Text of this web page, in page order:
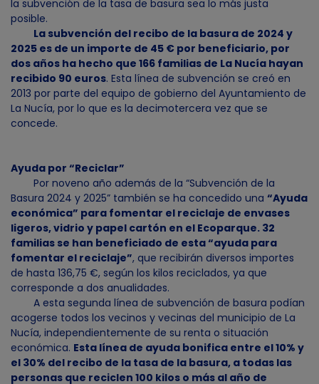
la subvención de la tasa de basura sea lo más justa
posible.
La subvención del recibo de la basura de 2024 y
2025 es de un importe de 45 € por beneficiario, por
dos años ha hecho que 166 familias de La Nucía hayan
recibido 90 euros. Esta línea de subvención se creó en
2013 por parte del equipo de gobierno del Ayuntamiento de
La Nucía, por lo que es la decimotercera vez que se
concede.
Ayuda por “Reciclar”
Por noveno año además de la “Subvención de la
Basura 2024 y 2025” también se ha concedido una “Ayuda
económica” para fomentar el reciclaje de envases
ligeros, vidrio y papel cartón en el Ecoparque. 32
familias se han beneficiado de esta “ayuda para
fomentar el reciclaje”, que recibirán diversos importes
de hasta 136,75 €, según los kilos reciclados, ya que
corresponde a dos anualidades.
A esta segunda línea de subvención de basura podían
acogerse todos los vecinos y vecinas del municipio de La
Nucía, independientemente de su renta o situación
económica. Esta línea de ayuda bonifica entre el 10% y
el 30% del recibo de la tasa de la basura, a todas las
personas que reciclen 100 kilos o más al año de